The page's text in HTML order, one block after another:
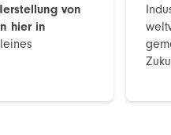
von
hier in